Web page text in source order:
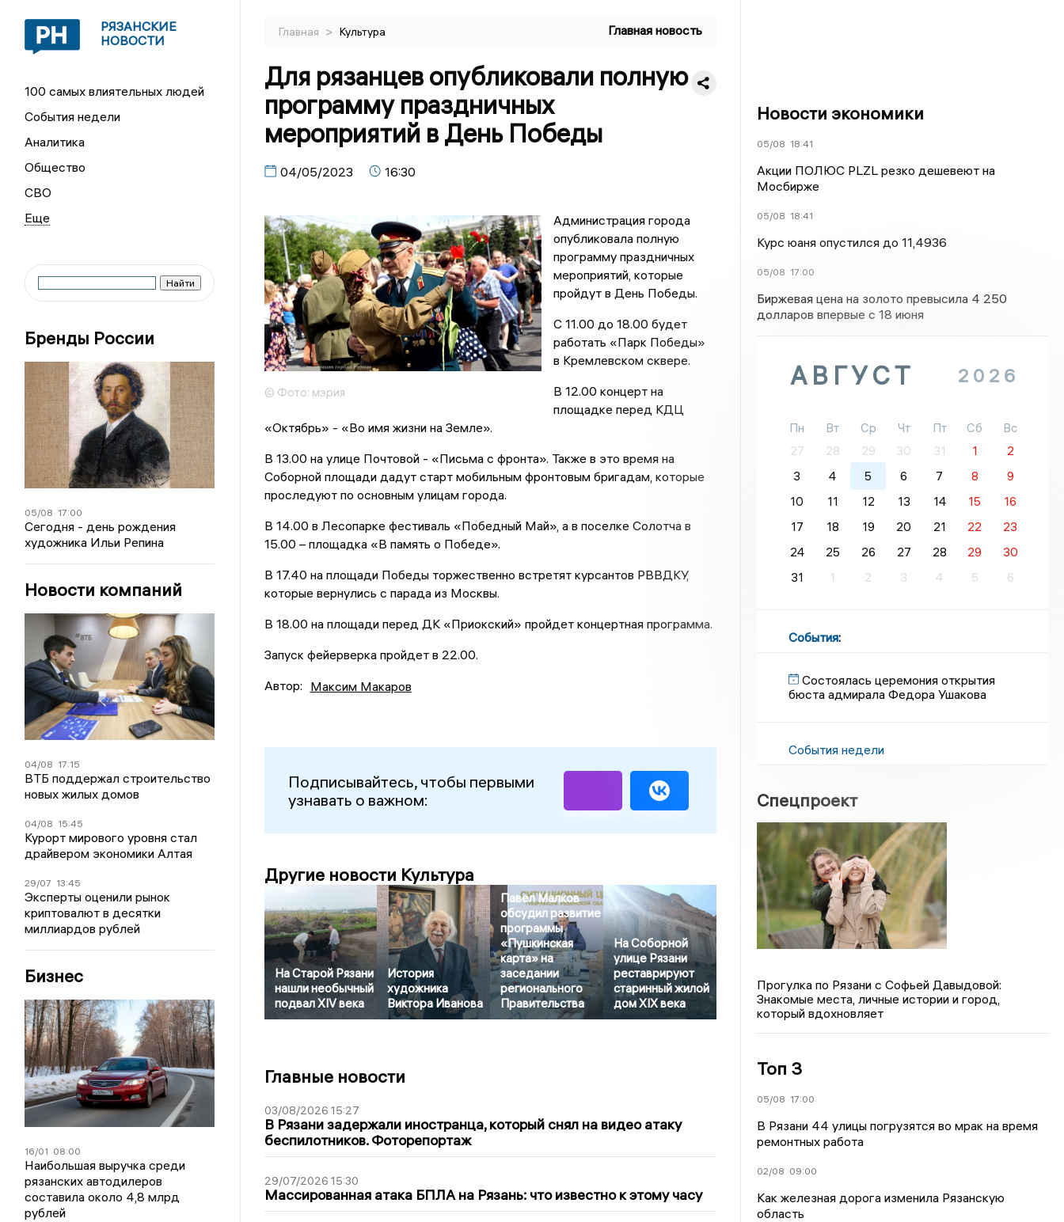
РЯЗАНСКИЕ
НОВОСТИ
100 самых влиятельных людей
События недели
Аналитика
Общество
СВО
Бренды России
05/08 17:00
Сегодня - день рождения
художника Ильи Репина
Новости компаний
04/08 17:15
ВТБ поддержал строительство
новых жилых домов
04/08 15:45
Курорт мирового уровня стал
драйвером экономики Алтая
29/07 13:45
Эксперты оценили рынок
криптовалют в десятки
миллиардов рублей
Бизнес
16/01 08:00
Наибольшая выручка среди
рязанских автодилеров
составила около 4,8 млрд
рублей
Главная > Культура Главная новость
Для рязанцев опубликовали полную
программу праздничных
мероприятий в День Победы
04/05/2023 16:30
© Фото: мэрия
Администрация города
опубликовала полную
программу праздничных
мероприятий, которые
пройдут в День Победы.
С 11.00 до 18.00 будет
работать «Парк Победы»
в Кремлевском сквере.
В 12.00 концерт на
площадке перед КДЦ
«Октябрь» - «Во имя жизни на Земле».
В 13.00 на улице Почтовой - «Письма с фронта». Также в это время на
Соборной площади дадут старт мобильным фронтовым бригадам, которые
проследуют по основным улицам города.
В 14.00 в Лесопарке фестиваль «Победный Май», а в поселке Солотча в
15.00 – площадка «В память о Победе».
В 17.40 на площади Победы торжественно встретят курсантов РВВДКУ,
которые вернулись с парада из Москвы.
В 18.00 на площади перед ДК «Приокский» пройдет концертная программа.
Запуск фейерверка пройдет в 22.00.
Автор: Максим Макаров
Подписывайтесь, чтобы первыми
узнавать о важном:
Другие новости Культура
На Старой Рязани
нашли необычный
подвал XIV века
История
художника
Виктора Иванова
Павел Малков
обсудил развитие
программы
«Пушкинская
карта» на
заседании
регионального
Правительства
На Соборной
улице Рязани
реставрируют
старинный жилой
дом XIX века
Главные новости
03/08/2026 15:27
В Рязани задержали иностранца, который снял на видео атаку
беспилотников. Фоторепортаж
29/07/2026 15:30
Массированная атака БПЛА на Рязань: что известно к этому часу
Новости экономики
05/08 18:41
Акции ПОЛЮС PLZL резко дешевеют на
Мосбирже
05/08 18:41
Курс юаня опустился до 11,4936
05/08 17:00
Биржевая цена на золото превысила 4 250
долларов впервые с 18 июня
АВГУСТ 2026
Пн Вт Ср Чт Пт Сб
Вс
27
28 29 30 31 1
2
3
4 5 6 7 8
9
10
11 12 13 14 15
16
17
18 19 20 21 22
23
24
25 26 27 28 29
30
31
1 2 3 4 5 6
События:
Состоялась церемония открытия
бюста адмирала Федора Ушакова
События недели
Спецпроект
Прогулка по Рязани с Софьей Давыдовой:
Знакомые места, личные истории и город,
который вдохновляет
Топ 3
05/08 17:00
В Рязани 44 улицы погрузятся во мрак на время
ремонтных работа
02/08 09:00
Как железная дорога изменила Рязанскую
область